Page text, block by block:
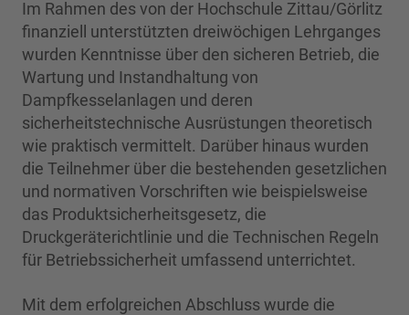
Im Rahmen des von der Hochschule Zittau/Görlitz
finanziell unterstützten dreiwöchigen Lehrganges
wurden Kenntnisse über den sicheren Betrieb, die
Wartung und Instandhaltung von
Dampfkesselanlagen und deren
sicherheitstechnische Ausrüstungen theoretisch
wie praktisch vermittelt. Darüber hinaus wurden
die Teilnehmer über die bestehenden gesetzlichen
und normativen Vorschriften wie beispielsweise
das Produktsicherheitsgesetz, die
Druckgeräterichtlinie und die Technischen Regeln
für Betriebssicherheit umfassend unterrichtet.
Mit dem erfolgreichen Abschluss wurde die